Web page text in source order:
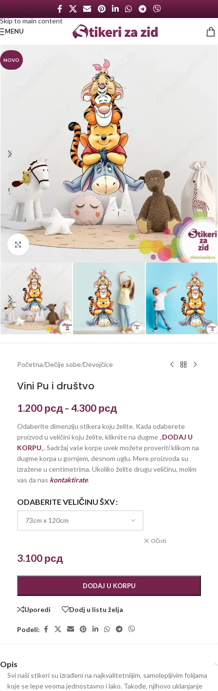
Skip to navigation
Skip to main content
MENU
NOVO
Kliknite za uvećanje
Početna/Dečije sobe/Devojčice
Vini Pu i društvo
1.200 рсд – 4.300 рсд
Odaberite dimenziju stikera koju želite. Kada odaberete
proizvod u veličini koju želite, kliknite na dugme „DODAJ U
KORPU„. Sadržaj vaše korpe uvek možete proveriti klikom na
dugme korpa u gornjem, desnom uglu. Mere proizvoda su
izražene u centimetrima. Ukoliko želite drugu veličinu, molim
vas da nas kontaktirate.
ODABERITE VELIČINU ŠXV
Očisti
3.100 рсд
DODAJ U KORPU
Uporedi Dodj u listu želja
Podeli:
Opis
Svi naši stikeri su izrađeni na najkvalitetniijim, samolepljivim folijama
koje se lepe veoma jednostavno i lako. Takođe, njihovo uklanjanje